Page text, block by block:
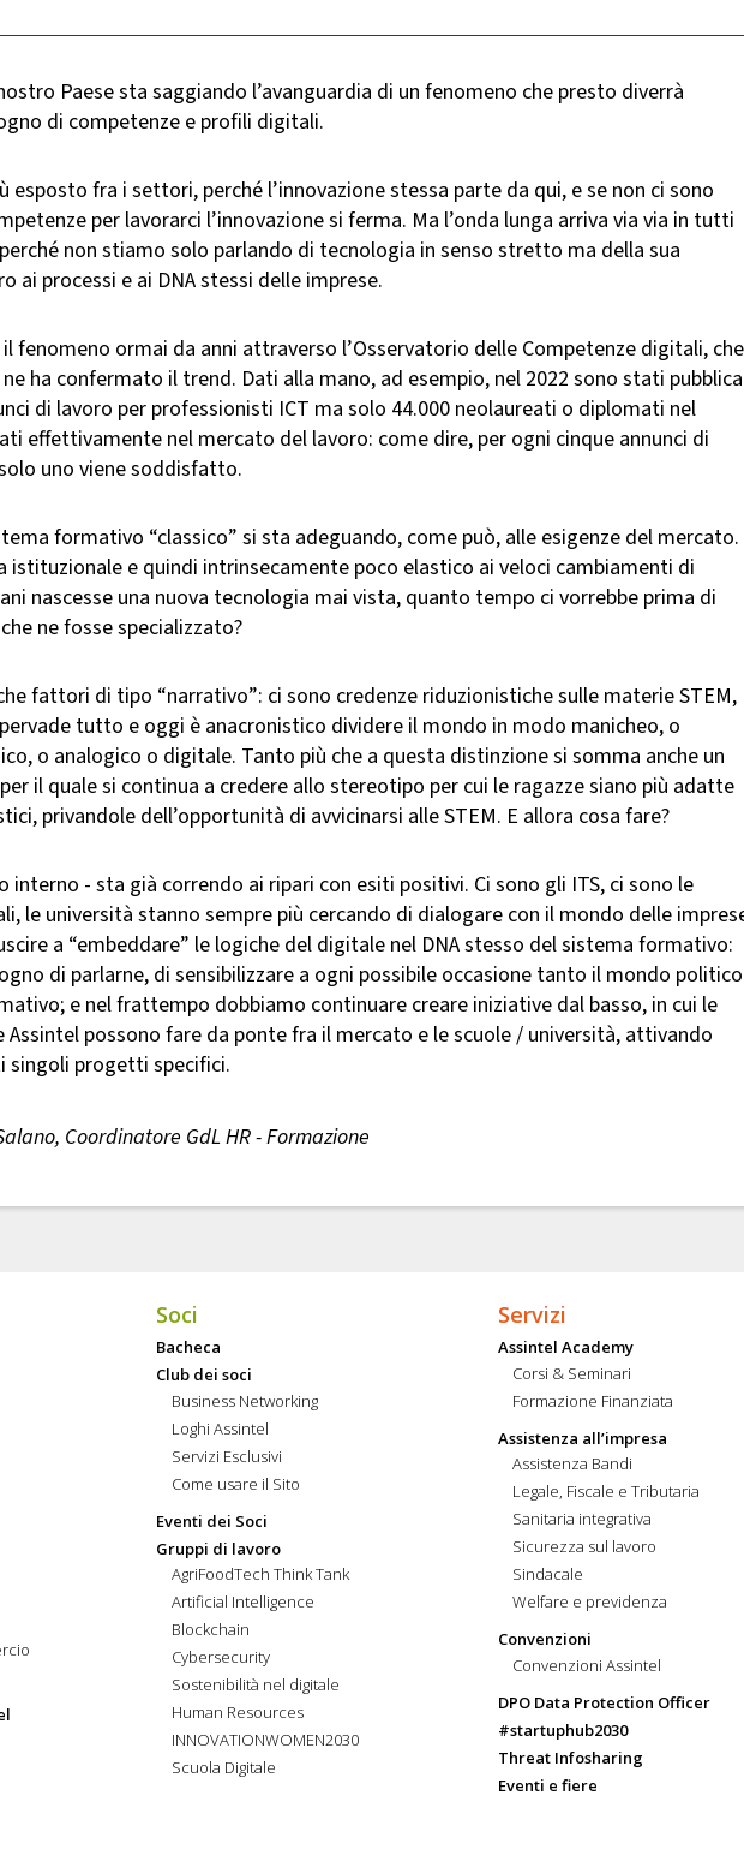
Paese sta saggiando l’avanguardia di un fenomeno che presto diverrà
di competenze e profili digitali.
esposto fra i settori, perché l’innovazione stessa parte da qui, e se non ci sono
per lavorarci l’innovazione si ferma. Ma l’onda lunga arriva via via in tutti
non stiamo solo parlando di tecnologia in senso stretto ma della sua
ai processi e ai DNA stessi delle imprese.
fenomeno ormai da anni attraverso l’Osservatorio delle Competenze digitali, che
ne ha confermato il trend. Dati alla mano, ad esempio, nel 2022 sono stati
di lavoro per professionisti ICT ma solo 44.000 neolaureati o diplomati nel
effettivamente nel mercato del lavoro: come dire, per ogni cinque annunci di
uno viene soddisfatto.
formativo “classico” si sta adeguando, come può, alle esigenze del mercato.
istituzionale e quindi intrinsecamente poco elastico ai veloci cambiamenti di
nascesse una nuova tecnologia mai vista, quanto tempo ci vorrebbe prima di
ne fosse specializzato?
fattori di tipo “narrativo”: ci sono credenze riduzionistiche sulle materie STEM,
tutto e oggi è anacronistico dividere il mondo in modo manicheo, o
o analogico o digitale. Tanto più che a questa distinzione si somma anche un
il quale si continua a credere allo stereotipo per cui le ragazze siano più adatte
privandole dell’opportunità di avvicinarsi alle STEM. E allora cosa fare?
interno - sta già correndo ai ripari con esiti positivi. Ci sono gli ITS, ci sono le
le università stanno sempre più cercando di dialogare con il mondo delle
a “embeddare” le logiche del digitale nel DNA stesso del sistema formativo:
di parlarne, di sensibilizzare a ogni possibile occasione tanto il mondo politico
e nel frattempo dobbiamo continuare creare iniziative dal basso, in cui le
Assintel possono fare da ponte fra il mercato e le scuole / università, attivando
singoli progetti specifici.
Coordinatore GdL HR - Formazione
Soci
Bacheca
Club dei soci
Business Networking
Loghi Assintel
Servizi Esclusivi
Come usare il Sito
Eventi dei Soci
Gruppi di lavoro
AgriFoodTech Think Tank
Artificial Intelligence
Blockchain
Cybersecurity
Sostenibilità nel digitale
Human Resources
INNOVATIONWOMEN2030
Scuola Digitale
Servizi
Assintel Academy
Corsi & Seminari
Formazione Finanziata
Assistenza all’impresa
Assistenza Bandi
Legale, Fiscale e Tributaria
Sanitaria integrativa
Sicurezza sul lavoro
Sindacale
Welfare e previdenza
Convenzioni
Convenzioni Assintel
DPO Data Protection Officer
#startuphub2030
Threat Infosharing
Eventi e fiere